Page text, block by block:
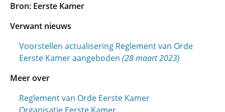
Bron: Eerste Kamer
Verwant nieuws
Voorstellen actualisering Reglement van Orde
Eerste Kamer aangeboden (28 maart 2023)
Meer over
Reglement van Orde Eerste Kamer